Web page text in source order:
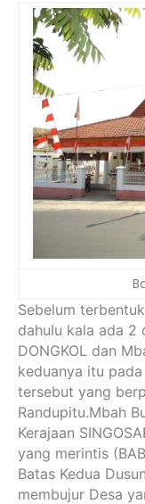
Sebelum
dahulu kala ada 2
DONGKOL dan
keduanya itu
tersebut yang
Randupitu.Mbah
Kerajaan
yang merintis
Batas Kedua
membujur Desa